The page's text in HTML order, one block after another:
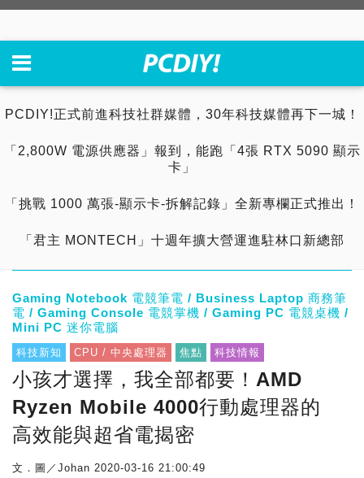
PCDIY!正式前進科技社群媒體，30年科技媒體再下一城！
「2,800W 電源供應器」報到，能跑「4張 RTX 5090 顯示
卡」
「挑戰 1000 萬張-顯示卡-拆解記錄」全新專欄正式推出！
「君主 MONTECH」十週年擴大營運進駐林口新總部
Gaming Notebook 電競筆電 / Business Laptop 商務筆
電 / Gaming Console 電競掌機 / Gaming PC 電競桌機 /
Mini PC 迷你電腦
科技新知 CPU / 中央處理器 焦點 科技情報
小孩才選擇，我全部都要！AMD
Ryzen Mobile 4000行動處理器的
高效能與超省電揭密
文．圖／Johan 2020-03-16 21:00:49